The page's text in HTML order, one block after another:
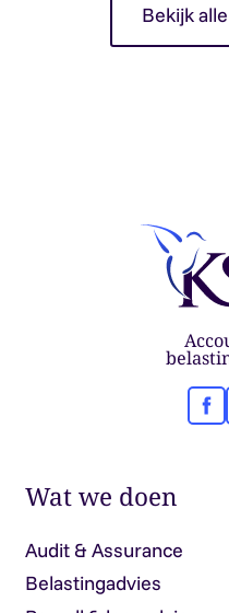
Bekijk
Wat we doen
Audit & Assurance
Belastingadvies